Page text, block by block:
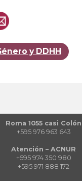
y DDHH
Roma 1055 casi Colón
+595 976 963 643
Atención – ACNUR
+595 974 350 980
+595 971 888 172